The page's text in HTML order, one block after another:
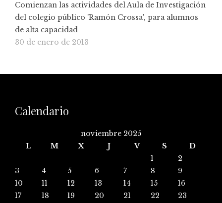
Comienzan las actividades del Aula de Investigación
del colegio público 'Ramón Crossa', para alumnos
de alta capacidad
30 de enero de 2013
Calendario
noviembre 2025
L
M X J V S
D
1
2
3
4 5 6 7 8
9
10
11 12 13 14 15
16
17
18 19 20 21 22
23